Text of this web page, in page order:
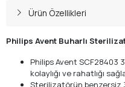
Ürün Özellikleri
Philips Avent Buharlı
Philips Avent SCF28403
kolaylığı ve rahatlığı
Sterilizatörün benzersiz